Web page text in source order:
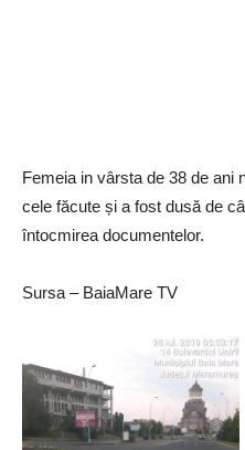
Femeia in vârsta de 38 de ani
cele făcute și a fost dusă de
întocmirea documentelor.
Sursa – BaiaMare TV